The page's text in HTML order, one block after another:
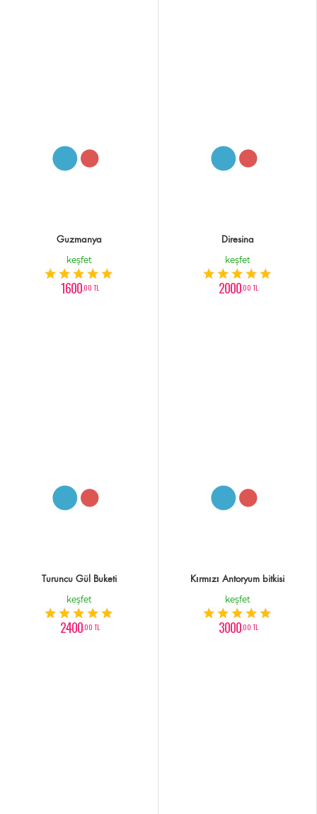
Guzmanya
keşfet
1600,00 TL
Diresina
keşfet
2000,00 TL
Turuncu Gül Buketi
keşfet
2400,00 TL
Kırmızı Antoryum bitkisi
keşfet
3000,00 TL